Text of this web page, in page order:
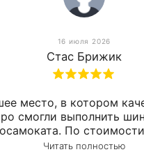
16 июля 2026
Стас Брижик
место, в котором
смогли выполнить
По
хочу сказать.
Читать полностью